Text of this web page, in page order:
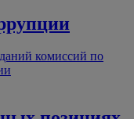
комиссий по